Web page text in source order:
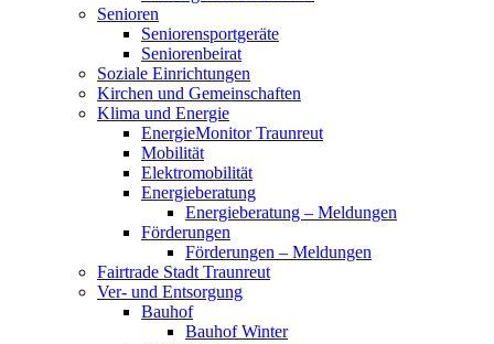
Senioren
Seniorensportgeräte
Seniorenbeirat
Soziale Einrichtungen
Kirchen und Gemeinschaften
Klima und Energie
EnergieMonitor Traunreut
Mobilität
Elektromobilität
Energieberatung
Energieberatung – Meldungen
Förderungen
Förderungen – Meldungen
Fairtrade Stadt Traunreut
Ver- und Entsorgung
Bauhof
Bauhof Winter